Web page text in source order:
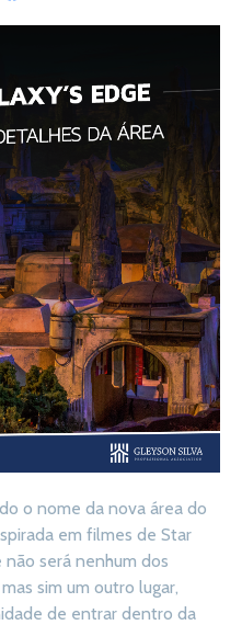
o nome da nova área do
em filmes de Star
não será nenhum dos
sim um outro lugar,
de entrar dentro da